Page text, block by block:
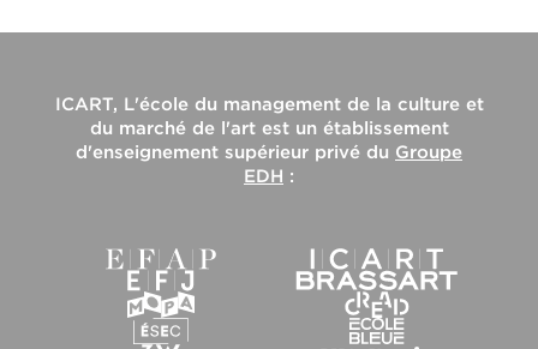
ICART, L'école du management de la culture et
du marché de l'artest un établissement
d'enseignement supérieur privé du Groupe
EDH :